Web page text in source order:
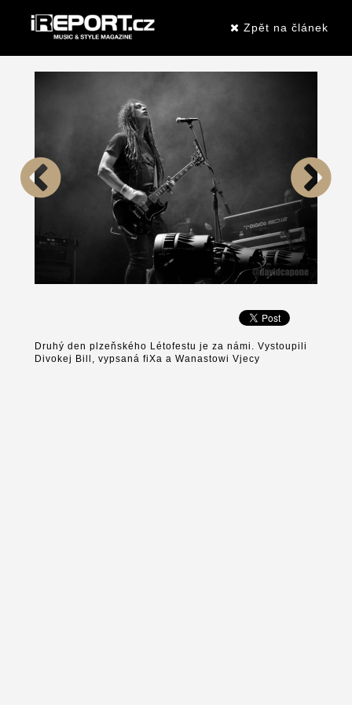
Zpět na článek
Druhý den plzeňského Létofestu je za námi. Vystoupili
Divokej Bill, vypsaná fiXa a Wanastowi Vjecy